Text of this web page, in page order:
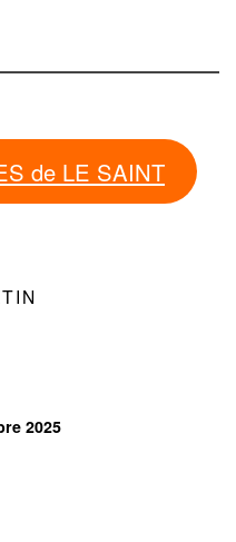
de LE SAINT
2025